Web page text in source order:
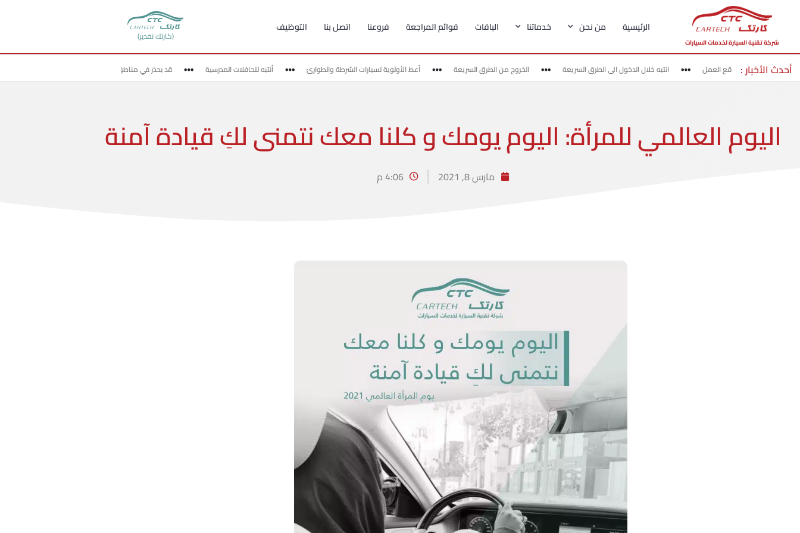
شركة تقنية السيارة لخدمات السيارات
الرئيسية من نحن خدماتنا الباقات قوائم المراجعة فروعنا اتصل بنا التوظيف
(كارتك تقدير)
أحدث الأخبار :
بحذر في مناطق مواقع العمل انتبه خلال الدخول الى الطرق السريعة الخروج من الطرق السريعة أعط الأولوية لسيارات الشرطة والطوارئ أنتبه للحافلات المدرسية قد بحذر في مناطق مواقع العمل
اليوم العالمي للمرأة: اليوم يومك و كلنا معك نتمنى لكِ قيادة آمنة
مارس 8, 2021 4:06 م